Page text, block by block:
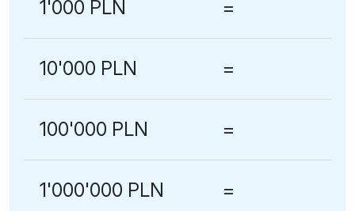
1'000 PLN =
10'000 PLN =
100'000 PLN =
1'000'000 PLN =